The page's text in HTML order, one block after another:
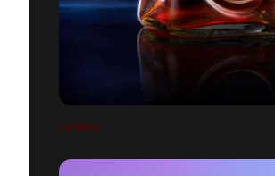
CARDHU